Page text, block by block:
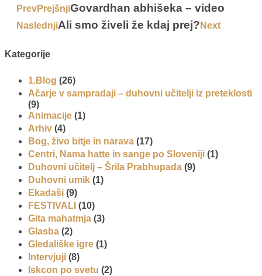
PrevPrejšnjiGovardhan abhišeka – video
NaslednjiAli smo živeli že kdaj prej? Next
Kategorije
1.Blog (26)
Ačarje v sampradaji – duhovni učitelji iz preteklosti
(9)
Animacije (1)
Arhiv (4)
Bog, živo bitje in narava (17)
Centri, Nama hatte in sange po Sloveniji (1)
Duhovni učitelj – Šrila Prabhupada (9)
Duhovni umik (1)
Ekadaši (9)
FESTIVALI (10)
Gita mahatmja (3)
Glasba (2)
Gledališke igre (1)
Intervjuji (8)
Iskcon po svetu (2)